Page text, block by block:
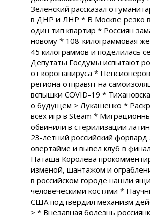
Зеленский рассказал о
в ДНР и ЛНР * В Москве резко
один тип квартир * Россиян
новому * 108-килограммовая
45 килограммов и поделилась
Депутаты Госдумы испытают
от коронавируса *
региона отправят на
вспышки COVID-19 *
о будущем > Лукашенко *
всех игр в Steam *
обвинили в стерилизации
23-летний российский форвард
овертайме и вывел клуб в
Наташа Королева
изменой, шантажом и
в российском городе нашли
человеческими костями *
США подтвердил механизм
> * Внезапная болезнь